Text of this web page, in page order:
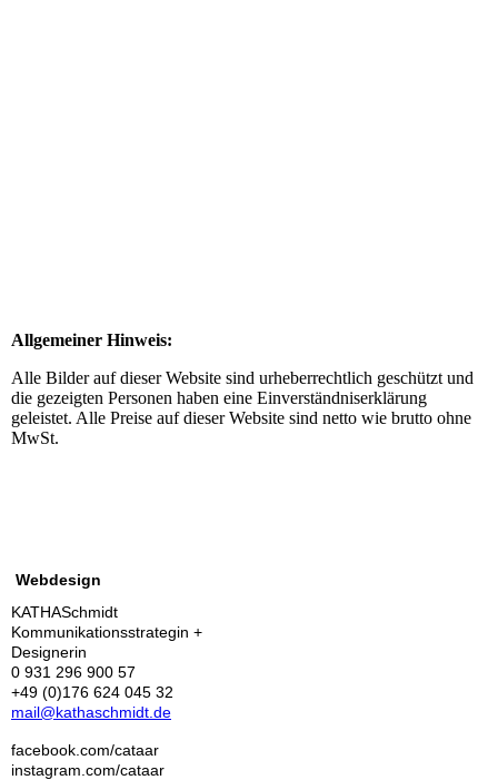
Allgemeiner Hinweis:
Alle Bilder auf dieser Website sind urheberrechtlich geschützt und
die gezeigten Personen haben eine Einverständniserklärung
geleistet. Alle Preise auf dieser Website sind netto wie brutto ohne
MwSt.
Webdesign
KATHASchmidt
Kommunikationsstrategin +
Designerin
0 931 296 900 57
+49 (0)176 624 045 32
mail@kathaschmidt.de
facebook.com/cataar
instagram.com/cataar